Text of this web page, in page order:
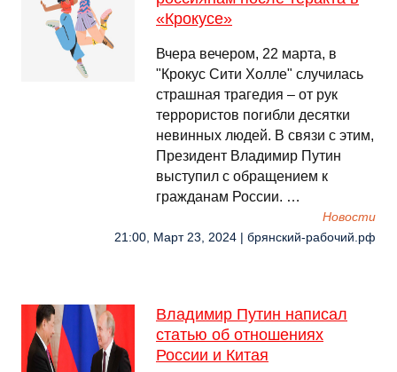
«Крокусе»
Вчера вечером, 22 марта, в
"Крокус Сити Холле" случилась
страшная трагедия – от рук
террористов погибли десятки
невинных людей. В связи с этим,
Президент Владимир Путин
выступил с обращением к
гражданам России. …
Новости
21:00, Март 23, 2024 | брянский-рабочий.рф
Владимир Путин написал
статью об отношениях
России и Китая